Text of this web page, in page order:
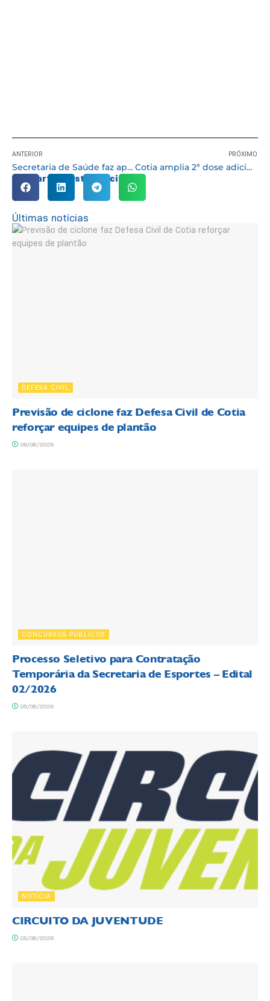
ANTERIOR
Secretaria de Saúde faz apelo para que público prioritário se imunize contra a gripe
PRÓXIMO
Cotia amplia 2ª dose adicional da vacinação contra covid para todas pessoas com 38+
Compartilhe esta notícia:
Últimas notícias
DEFESA CIVIL
Previsão de ciclone faz Defesa Civil de Cotia
reforçar equipes de plantão
06/08/2026
CONCURSOS PÚBLICOS
Processo Seletivo para Contratação
Temporária da Secretaria de Esportes – Edital
02/2026
05/08/2026
NOTÍCIA
CIRCUITO DA JUVENTUDE
05/08/2026